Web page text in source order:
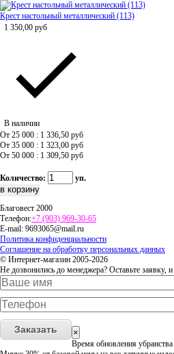
Крест настольный металлический (113)
1 350,00 руб
В наличии
От 25 000 : 1 336,50 руб
От 35 000 : 1 323,00 руб
От 50 000 : 1 309,50 руб
Количество: уп.
Благовест 2000
Телефон:+7 (903) 969-30-65
E-mail: 9693065@mail.ru
Политика конфиденциальности
Соглашение на обработку персональных данных
© Интернет-магазин 2005-2026
Не дозвонились до менеджера? Оставьте
Заказать ×
Время обновления